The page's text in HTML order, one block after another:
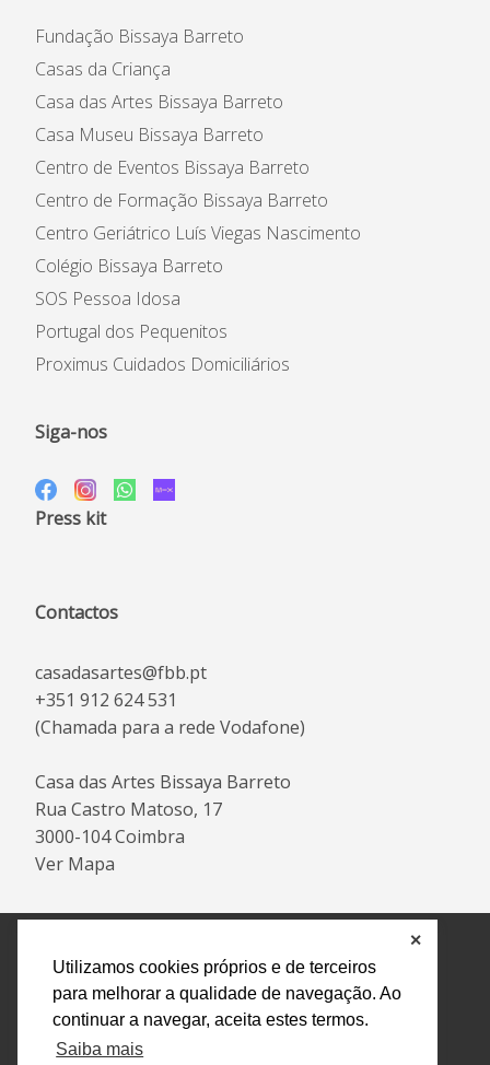
Utilizamos cookies próprios e de terceiros
para melhorar a qualidade de navegação. Ao
continuar a navegar, aceita estes termos.
Saiba mais
✕
Fundação Bissaya Barreto
Casas da Criança
Casa das Artes Bissaya Barreto
Casa Museu Bissaya Barreto
Centro de Eventos Bissaya Barreto
Centro de Formação Bissaya Barreto
Centro Geriátrico Luís Viegas Nascimento
Colégio Bissaya Barreto
SOS Pessoa Idosa
Portugal dos Pequenitos
Proximus Cuidados Domiciliários
Siga-nos
Press kit
Contactos
casadasartes@fbb.pt
+351 912 624 531
(Chamada para a rede Vodafone)
Casa das Artes Bissaya Barreto
Rua Castro Matoso, 17
3000-104 Coimbra
Ver Mapa
Política de Privacidade e Tratamento de Dados
Encarregado de Proteção de Dados
Livro Eletrónico
de Reclamações
Canal de Denúncias
Todos os direitos reservados Design by AM. Developed by